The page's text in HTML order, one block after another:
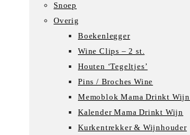
Snoep
Overig
Boekenlegger
Wine Clips – 2 st.
Houten ‘Tegeltjes’
Pins / Broches Wine
Memoblok Mama Drinkt Wijn
Kalender Mama Drinkt Wijn
Kurkentrekker & Wijnhouder